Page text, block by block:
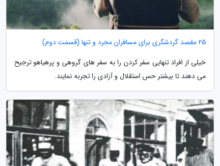
25 مقصد گردشگری برای مسافران مجرد و تنها (قسمت دوم)
خیلی از افراد تنهایی سفر کردن را به سفر های گروهی و پرهیاهو ترجیح
می دهند تا بیشتر حس استقلال و آزادی را تجربه نمایند.